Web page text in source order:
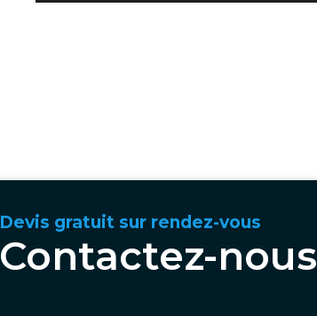
Devis gratuit sur rendez-vous
Contactez-nous